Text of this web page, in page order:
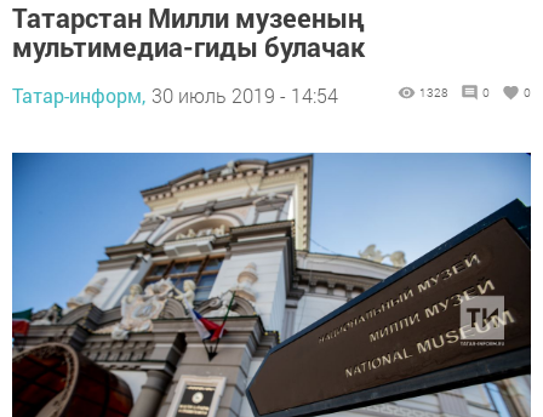
Татарстан Милли музееның
мультимедиа-гиды булачак
Татар-информ, 30 июль 2019 - 14:54 1328 0 0